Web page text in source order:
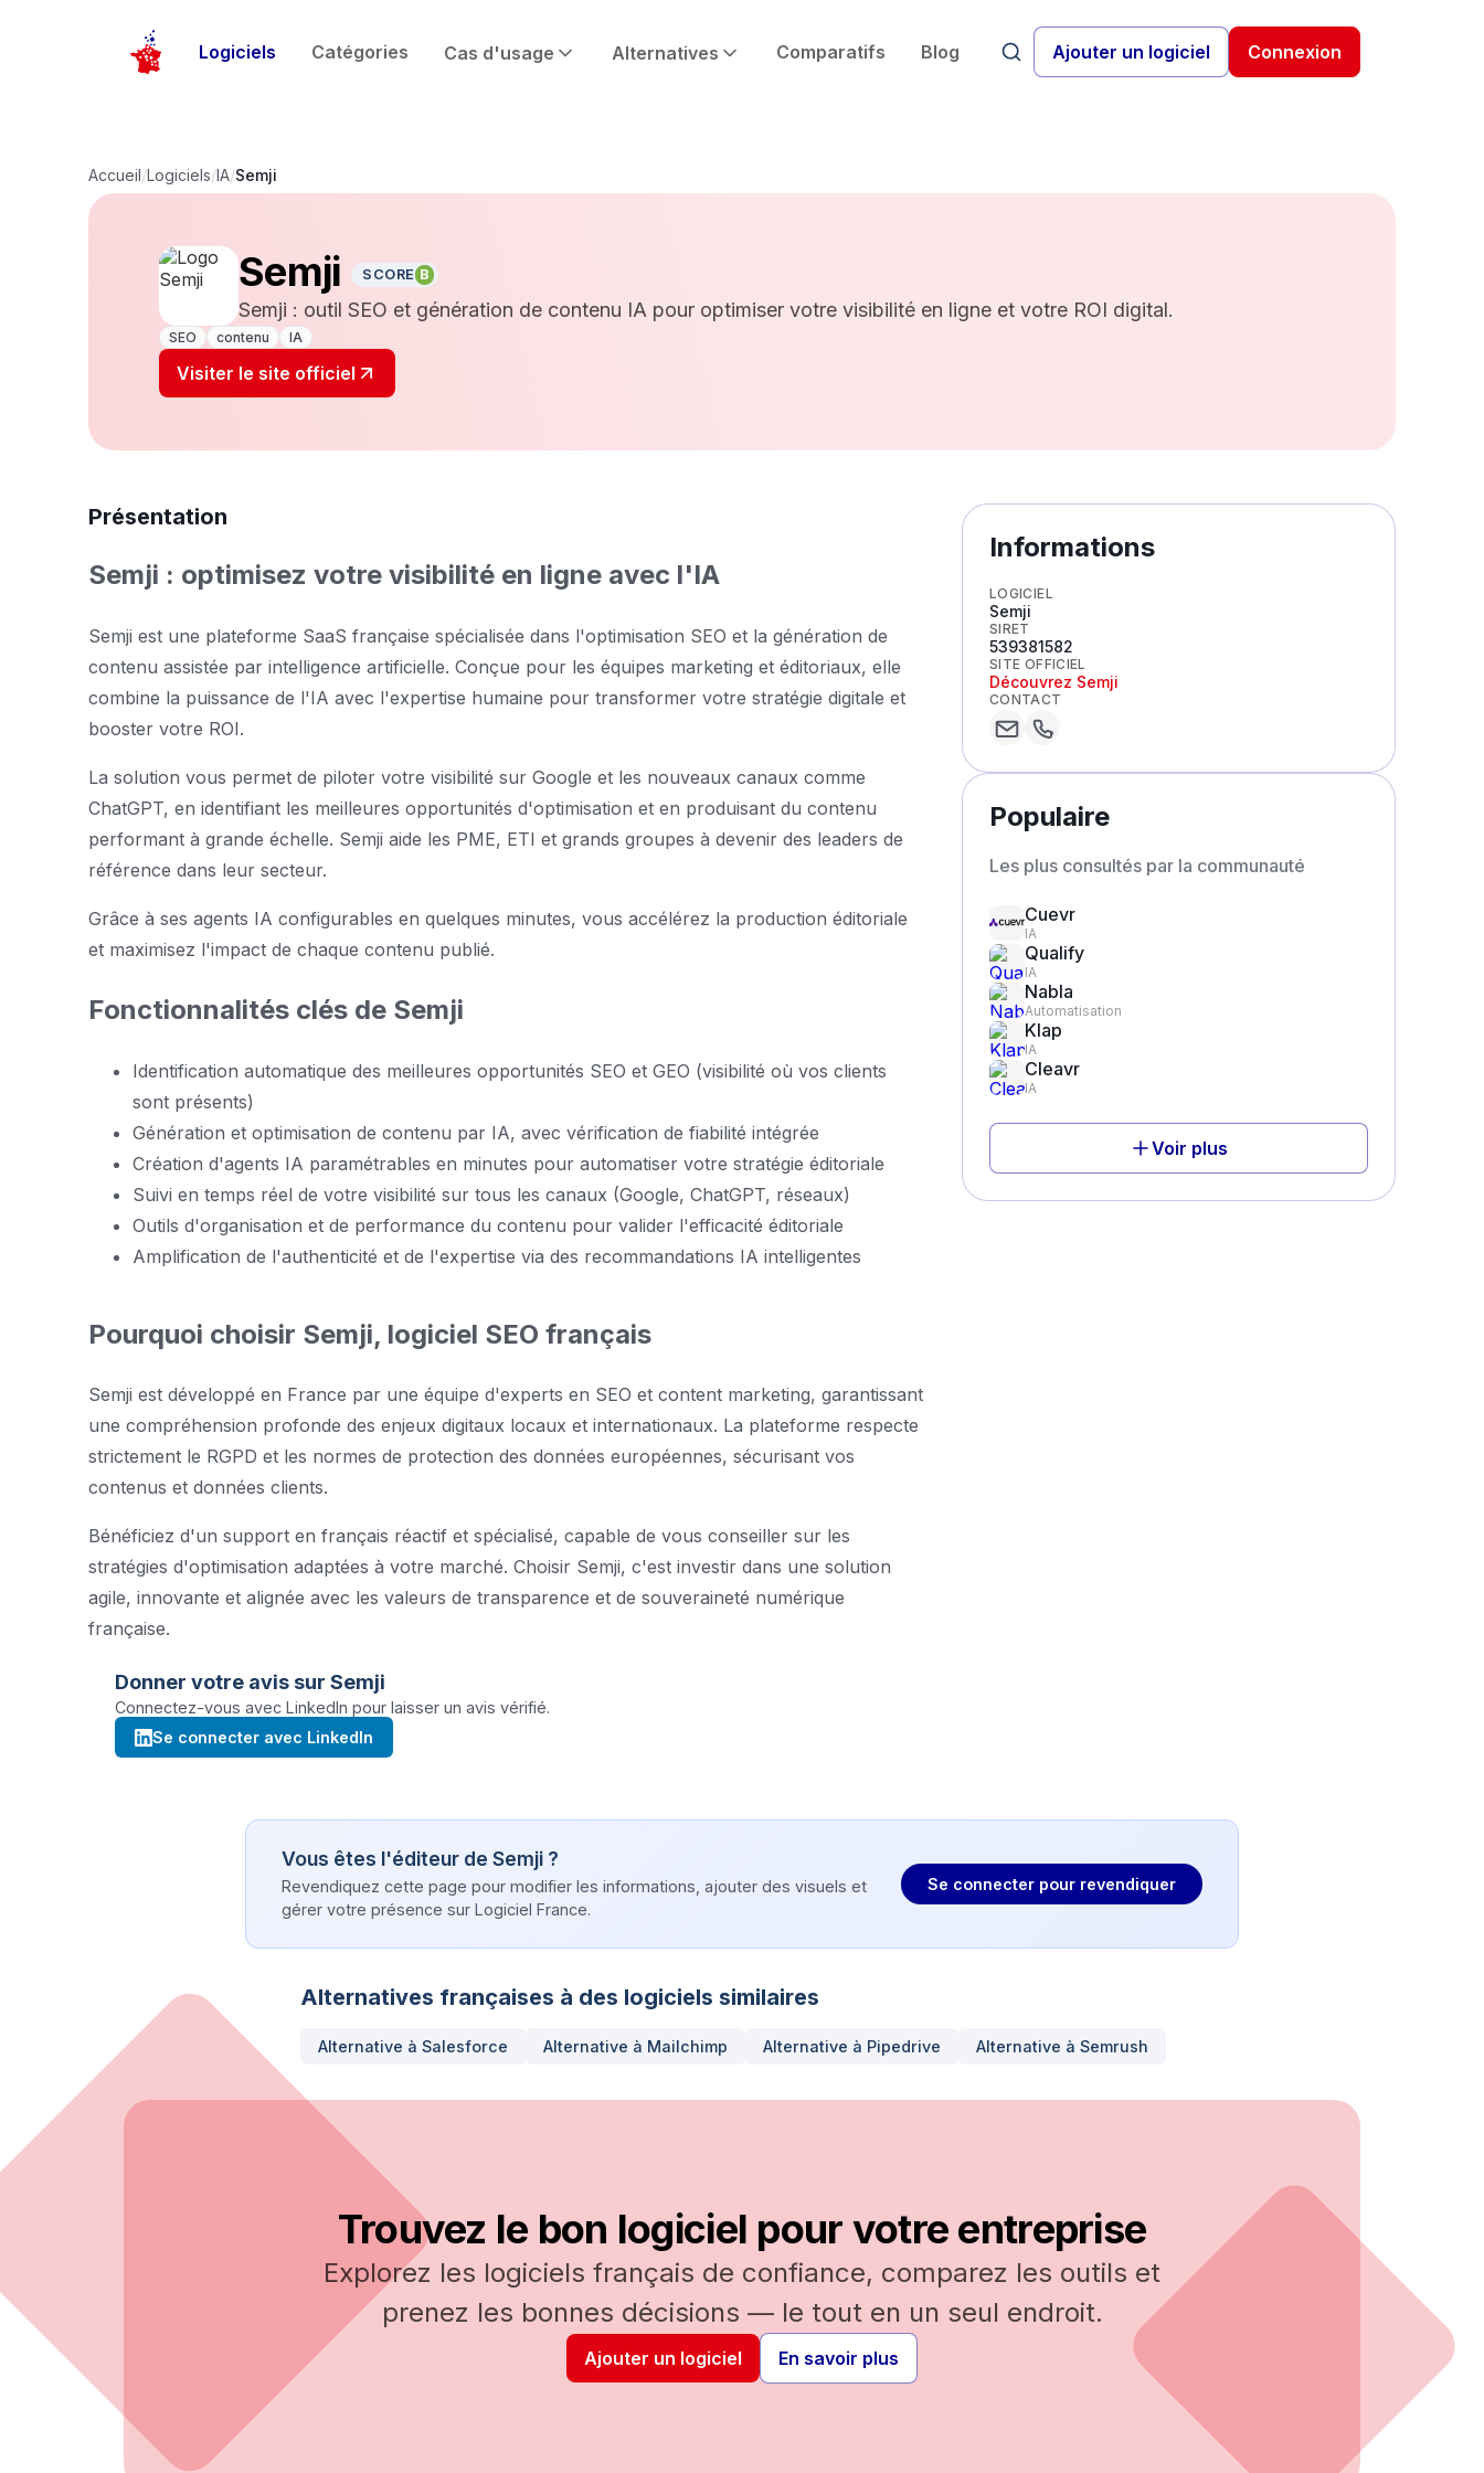
Logiciels Catégories Cas d'usage Alternatives Comparatifs Blog Ajouter un logiciel Connexion
Accueil/Logiciels/IA/Semji
Semji SCORE B
Semji : outil SEO et génération de contenu IA pour optimiser votre visibilité en ligne et votre ROI digital.
SEO contenu IA
Visiter le site officiel
Présentation
Semji : optimisez votre visibilité en ligne avec l'IA
Semji est une plateforme SaaS française spécialisée dans l'optimisation SEO et la génération de
contenu assistée par intelligence artificielle. Conçue pour les équipes marketing et éditoriaux, elle
combine la puissance de l'IA avec l'expertise humaine pour transformer votre stratégie digitale et
booster votre ROI.
La solution vous permet de piloter votre visibilité sur Google et les nouveaux canaux comme
ChatGPT, en identifiant les meilleures opportunités d'optimisation et en produisant du contenu
performant à grande échelle. Semji aide les PME, ETI et grands groupes à devenir des leaders de
référence dans leur secteur.
Grâce à ses agents IA configurables en quelques minutes, vous accélérez la production éditoriale
et maximisez l'impact de chaque contenu publié.
Fonctionnalités clés de Semji
Identification automatique des meilleures opportunités SEO et GEO (visibilité où vos clients
sont présents)
Génération et optimisation de contenu par IA, avec vérification de fiabilité intégrée
Création d'agents IA paramétrables en minutes pour automatiser votre stratégie éditoriale
Suivi en temps réel de votre visibilité sur tous les canaux (Google, ChatGPT, réseaux)
Outils d'organisation et de performance du contenu pour valider l'efficacité éditoriale
Amplification de l'authenticité et de l'expertise via des recommandations IA intelligentes
Pourquoi choisir Semji, logiciel SEO français
Semji est développé en France par une équipe d'experts en SEO et content marketing, garantissant
une compréhension profonde des enjeux digitaux locaux et internationaux. La plateforme respecte
strictement le RGPD et les normes de protection des données européennes, sécurisant vos
contenus et données clients.
Bénéficiez d'un support en français réactif et spécialisé, capable de vous conseiller sur les
stratégies d'optimisation adaptées à votre marché. Choisir Semji, c'est investir dans une solution
agile, innovante et alignée avec les valeurs de transparence et de souveraineté numérique
française.
Donner votre avis sur Semji
Connectez-vous avec LinkedIn pour laisser un avis vérifié.
Se connecter avec LinkedIn
Informations
LOGICIEL
Semji
SIRET
539381582
SITE OFFICIEL
Découvrez Semji
CONTACT
Populaire
Les plus consultés par la communauté
Cuevr
IA
Qualify
IA
Nabla
Automatisation
Klap
IA
Cleavr
IA
Voir plus
Vous êtes l'éditeur de Semji ?
Revendiquez cette page pour modifier les informations, ajouter des visuels et
gérer votre présence sur Logiciel France.
Se connecter pour revendiquer
Alternatives françaises à des logiciels similaires
Alternative à Salesforce Alternative à Mailchimp Alternative à Pipedrive Alternative à Semrush
Trouvez le bon logiciel pour votre entreprise
Explorez les logiciels français de confiance, comparez les outils et
prenez les bonnes décisions — le tout en un seul endroit.
Ajouter un logiciel En savoir plus